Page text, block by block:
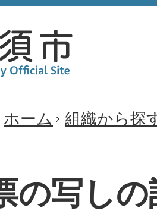
ホーム 組織から探
の写し